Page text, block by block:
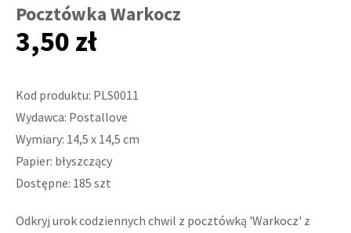
Pocztówka Warkocz
3,50 zł
Kod produktu: PLS0011
Wydawca: Postallove
Wymiary: 14,5 x 14,5 cm
Papier: błyszczący
Dostępne: 185 szt
Odkryj urok codziennych chwil z pocztówką 'Warkocz' z